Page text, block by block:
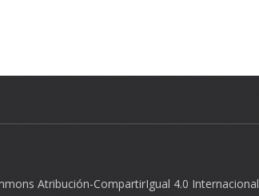
Atribución-CompartirIgual 4.0 Internacional